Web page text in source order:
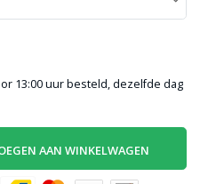
13:00 uur besteld, dezelfde dag
AAN WINKELWAGEN